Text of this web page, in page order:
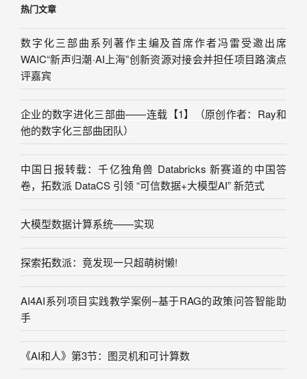
热门文章
数字化三部曲系列著作主编及首席作者冯雷受邀出席
WAIC“新声归潮·AI上海”创新资源对接会并担任项目路演点
评嘉宾
企业的数字进化三部曲——连载【1】（原创作者：Ray和
他的数字化三部曲团队）
中国日报转载：千亿独角兽 Databricks 新赛道的中国答
卷，拓数派 DataCS 引领 “可信数据+大模型AI” 新范式
大模型数据计算系统——实现
探索拓数派：竟发现一只超萌树懒!
AI4AI系列项目实践教学案例–基于RAG的政策问答智能助
手
《AI和人》第3节：图灵机和可计算数